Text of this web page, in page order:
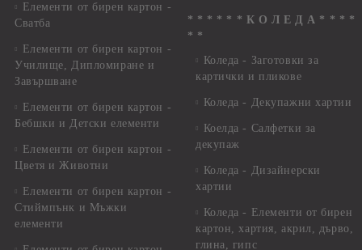
Елементи от бирен картон -
Сватба
Елементи от бирен картон -
Училище, Дипломиране и
Завършване
Елементи от бирен картон -
Бебшки и Детски елементи
Елементи от бирен картон -
Цветя и Животни
Елементи от бирен картон -
Стиймпънк и Мъжки
елементи
* * * * * * К О Л Е Д А * * * *
* *
Коледа - Заготовки за
картички и пликове
Коледа - Декупажни хартии
Коелда - Салфетки за
декупаж
Коледа - Дизайнерски
хартии
Коледа - Eлементи от бирен
картон, хартия, акрил, дърво,
глина, гипс